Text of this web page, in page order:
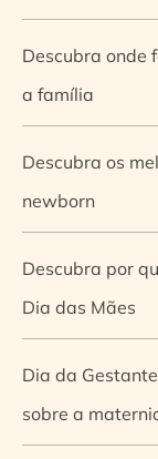
Descubra onde
a família
Descubra os
newborn
Descubra por
Dia das Mães
Dia da
sobre a